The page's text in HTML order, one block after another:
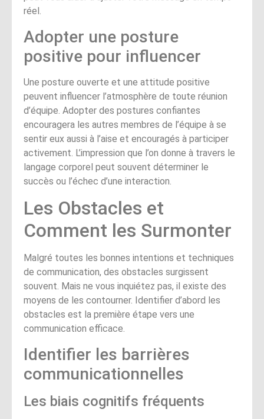
réel.
Adopter une posture
positive pour influencer
Une posture ouverte et une attitude positive
peuvent influencer l’atmosphère de toute réunion
d’équipe. Adopter des postures confiantes
encouragera les autres membres de l’équipe à se
sentir eux aussi à l’aise et encouragés à participer
activement. L’impression que l’on donne à travers le
langage corporel peut souvent déterminer le
succès ou l’échec d’une interaction.
Les Obstacles et
Comment les Surmonter
Malgré toutes les bonnes intentions et techniques
de communication, des obstacles surgissent
souvent. Mais ne vous inquiétez pas, il existe des
moyens de les contourner. Identifier d’abord les
obstacles est la première étape vers une
communication efficace.
Identifier les barrières
communicationnelles
Les biais cognitifs fréquents